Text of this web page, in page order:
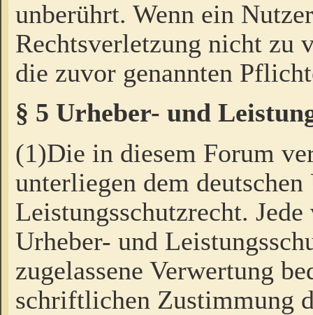
unberührt. Wenn ein
Rechtsverletzung nicht zu
die zuvor genannten
§ 5 Urheber- und
(1)Die in diesem Forum
unterliegen dem
Leistungsschutzrecht.
Urheber- und
zugelassene Verwertung
schriftlichen Zustimmung